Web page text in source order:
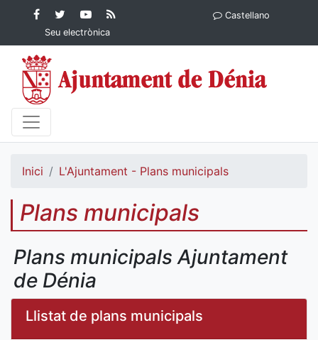
Contingut principalFacebook
Ajuntament de Dénia
Twitter
Ajuntament de
Dénia
YouTube
Ajuntament
de Dénia
Ajuntament
Seu electrònica
Castellano
Inici L'Ajuntament - Plans municipals
Plans municipals
Plans municipals Ajuntament
de Dénia
Llistat de plans municipals